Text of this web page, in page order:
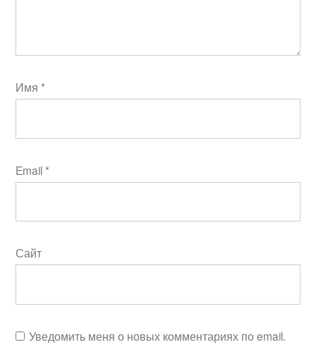
Имя *
Email *
Сайт
Уведомить меня о новых комментариях по email.